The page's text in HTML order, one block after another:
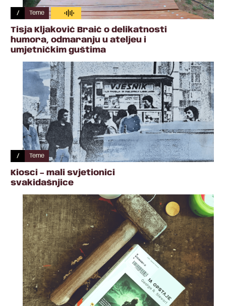
/ Teme
Tisja Kljaković Braić o delikatnosti
humora, odmaranju u ateljeu i
umjetničkim guštima
/ Teme
Kiosci – mali svjetionici
svakidašnjice